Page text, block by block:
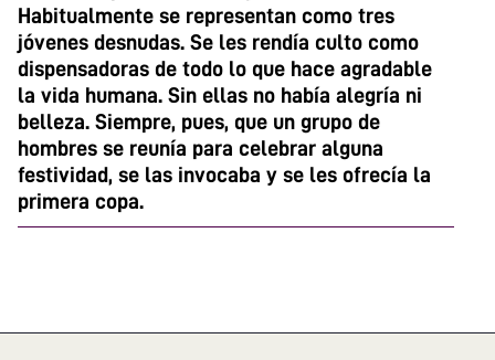
Habitualmente se representan como tres
jóvenes desnudas. Se les rendía culto como
dispensadoras de todo lo que hace agradable
la vida humana. Sin ellas no había alegría ni
belleza. Siempre, pues, que un grupo de
hombres se reunía para celebrar alguna
festividad, se las invocaba y se les ofrecía la
primera copa.